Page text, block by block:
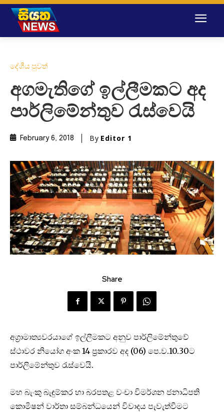
දේශීය පුවත්
අගමැතිගේ ඉල්ලීමකට අද
පාර්ලිමේන්තුව රැස්වෙයි
February 6, 2018 By Editor 1
Share
අග්‍රාමාත්‍යවරයාගේ ඉල්ලීමකට අනුව පාර්ලිමේන්තුවේ
ස්ථාවර නියෝග අංක 14 ප්‍රකාරව අද (06) පෙ.ව.10.30ට
පාර්ලිමේන්තුව රැස්වෙයි.
මහ බැංකු බැඳුම්කර හා බරපතළ වංචා විමර්ශන ජනාධිපති
කොමිෂන් වාර්තා සම්බන්ධයෙන් විවාදය පැවැත්වීමට